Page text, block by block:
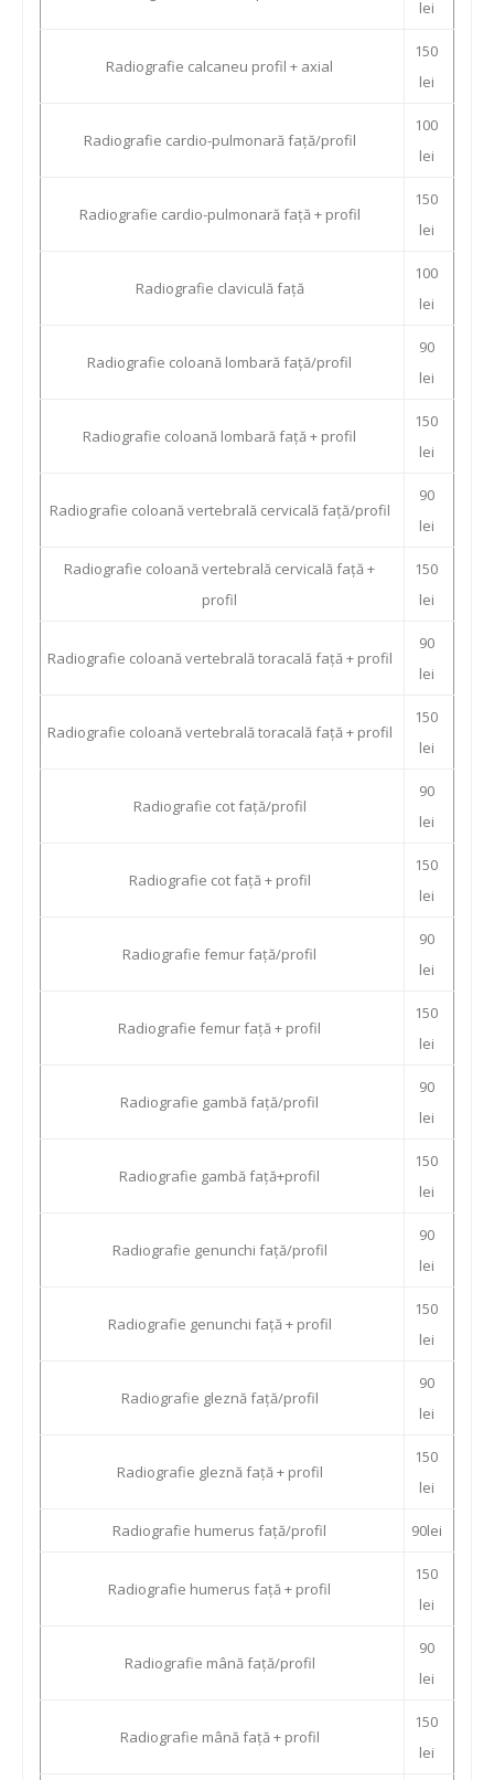
lei
Radiografie calcaneu profil + axial
150
lei
Radiografie cardio-pulmonară față/profil
100
lei
Radiografie cardio-pulmonară față + profil
150
lei
Radiografie claviculă față
100
lei
Radiografie coloană lombară față/profil
90
lei
Radiografie coloană lombară față + profil
150
lei
Radiografie coloană vertebrală cervicală față/profil
90
lei
Radiografie coloană vertebrală cervicală față +
profil
150
lei
Radiografie coloană vertebrală toracală față + profil
90
lei
Radiografie coloană vertebrală toracală față + profil
150
lei
Radiografie cot față/profil
90
lei
Radiografie cot față + profil
150
lei
Radiografie femur față/profil
90
lei
Radiografie femur față + profil
150
lei
Radiografie gambă față/profil
90
lei
Radiografie gambă față+profil
150
lei
Radiografie genunchi față/profil
90
lei
Radiografie genunchi față + profil
150
lei
Radiografie gleznă față/profil
90
lei
Radiografie gleznă față + profil
150
lei
Radiografie humerus față/profil 90lei
Radiografie humerus față + profil
150
lei
Radiografie mână față/profil
90
lei
Radiografie mână față + profil
150
lei